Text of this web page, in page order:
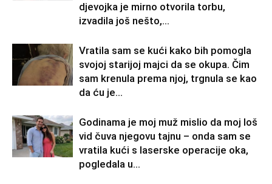
djevojka je mirno otvorila torbu,
izvadila još nešto,...
Vratila sam se kući kako bih pomogla
svojoj starijoj majci da se okupa. Čim
sam krenula prema njoj, trgnula se kao
da ću je...
Godinama je moj muž mislio da moj loš
vid čuva njegovu tajnu – onda sam se
vratila kući s laserske operacije oka,
pogledala u...